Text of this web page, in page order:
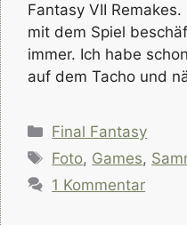
Fantasy VII
mit dem Spiel
immer. Ich habe
auf dem Tacho und
Kategorien
Final Fantasy
Schlagwörter
Foto, Games,
1 Kommentar